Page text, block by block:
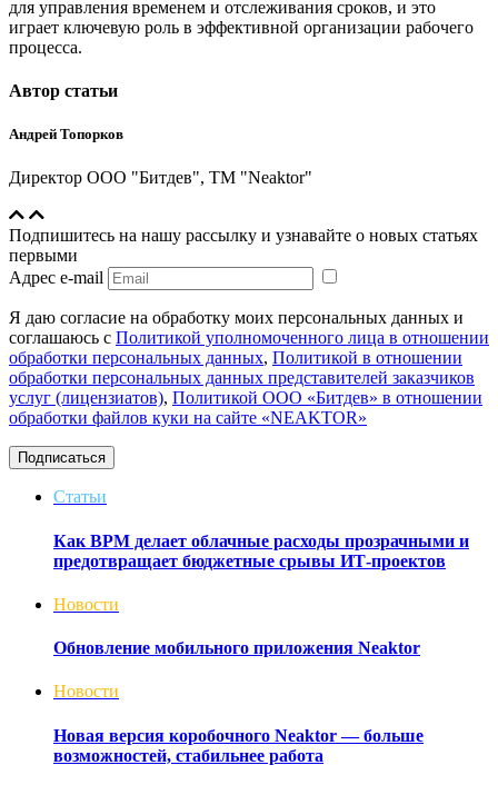
для управления временем и отслеживания сроков, и это
играет ключевую роль в эффективной организации рабочего
процесса.
Автор статьи
Андрей Топорков
Директор ООО "Битдев", ТМ "Neaktor"
Подпишитесь на нашу рассылку и узнавайте о новых статьях
первыми
Адрес e-mail
Я даю согласие на обработку моих персональных данных и
соглашаюсь с Политикой уполномоченного лица в отношении
обработки персональных данных, Политикой в отношении
обработки персональных данных представителей заказчиков
услуг (лицензиатов), Политикой ООО «Битдев» в отношении
обработки файлов куки на сайте «NEAKTOR»
Подписаться
Статьи
Как BPM делает облачные расходы прозрачными и
предотвращает бюджетные срывы ИТ-проектов
Новости
Обновление мобильного приложения Neaktor
Новости
Новая версия коробочного Neaktor — больше
возможностей, стабильнее работа